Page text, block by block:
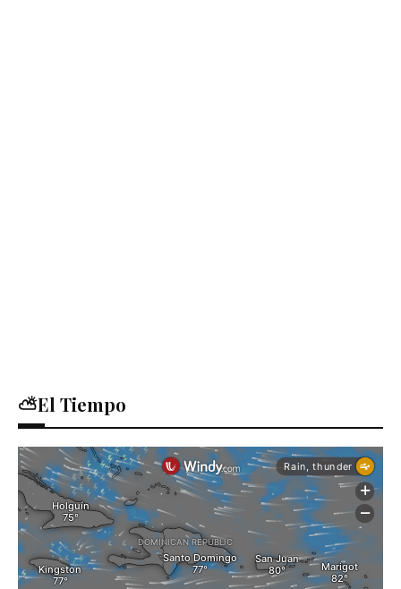
⛅El Tiempo